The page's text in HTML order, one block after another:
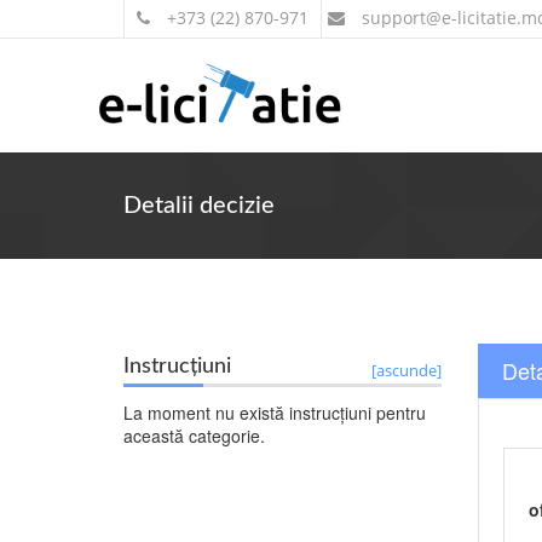
+373 (22) 870-971 support@e-
Detalii decizie
Instrucțiuni [ascunde]
La moment nu există instrucțiuni pentru
această categorie.